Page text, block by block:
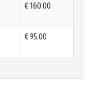
€ 160.00
€ 95.00